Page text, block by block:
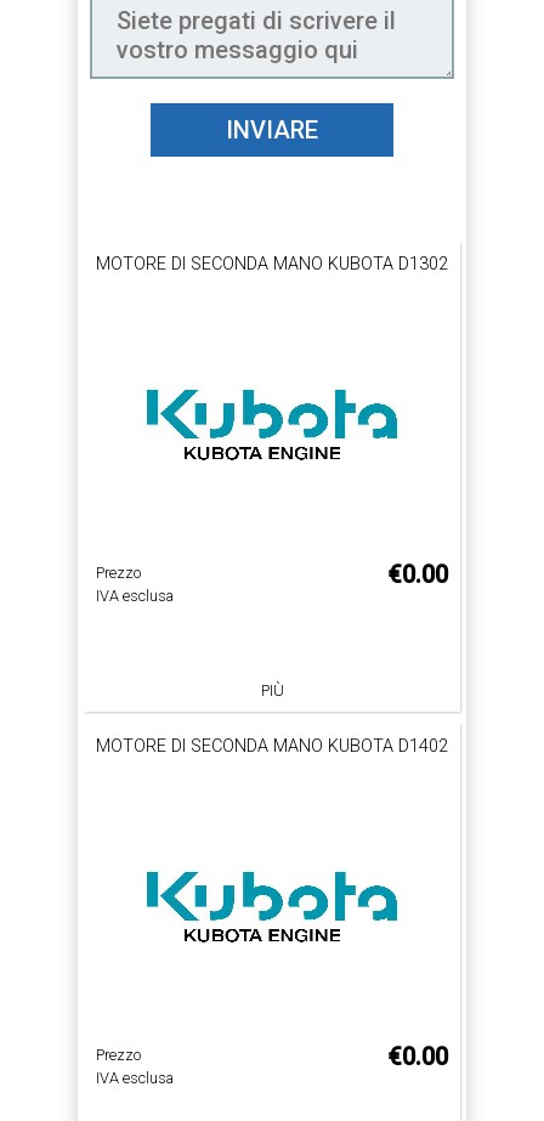
INVIARE
MOTORE DI SECONDA MANO KUBOTA D1302
Prezzo
IVA esclusa
€0.00
PIÙ
MOTORE DI SECONDA MANO KUBOTA D1402
Prezzo
IVA esclusa
€0.00